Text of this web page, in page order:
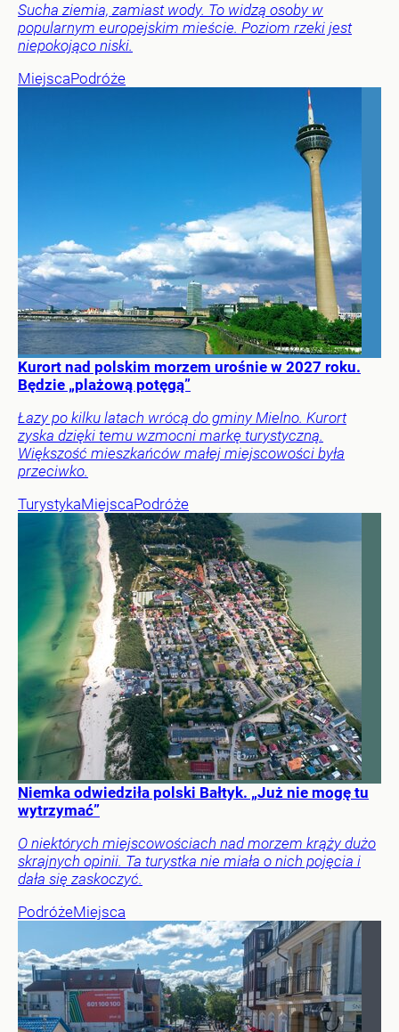
Sucha ziemia, zamiast wody. To widzą osoby w
popularnym europejskim mieście. Poziom rzeki jest
niepokojąco niski.
MiejscaPodróże
Kurort nad polskim morzem urośnie w 2027 roku.
Będzie „plażową potęgą”
Łazy po kilku latach wrócą do gminy Mielno. Kurort
zyska dzięki temu wzmocni markę turystyczną.
Większość mieszkańców małej miejscowości była
przeciwko.
TurystykaMiejscaPodróże
Niemka odwiedziła polski Bałtyk. „Już nie mogę tu
wytrzymać”
O niektórych miejscowościach nad morzem krąży dużo
skrajnych opinii. Ta turystka nie miała o nich pojęcia i
dała się zaskoczyć.
PodróżeMiejsca